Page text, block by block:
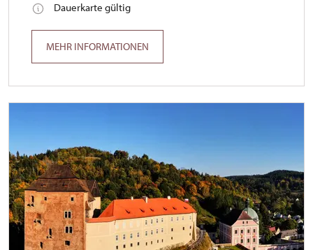
Dauerkarte gültig
MEHR INFORMATIONEN